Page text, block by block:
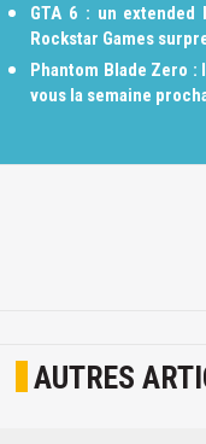
GTA 6 : un
Rockstar Games
Phantom Blade Zero
vous la semaine
AUTRES